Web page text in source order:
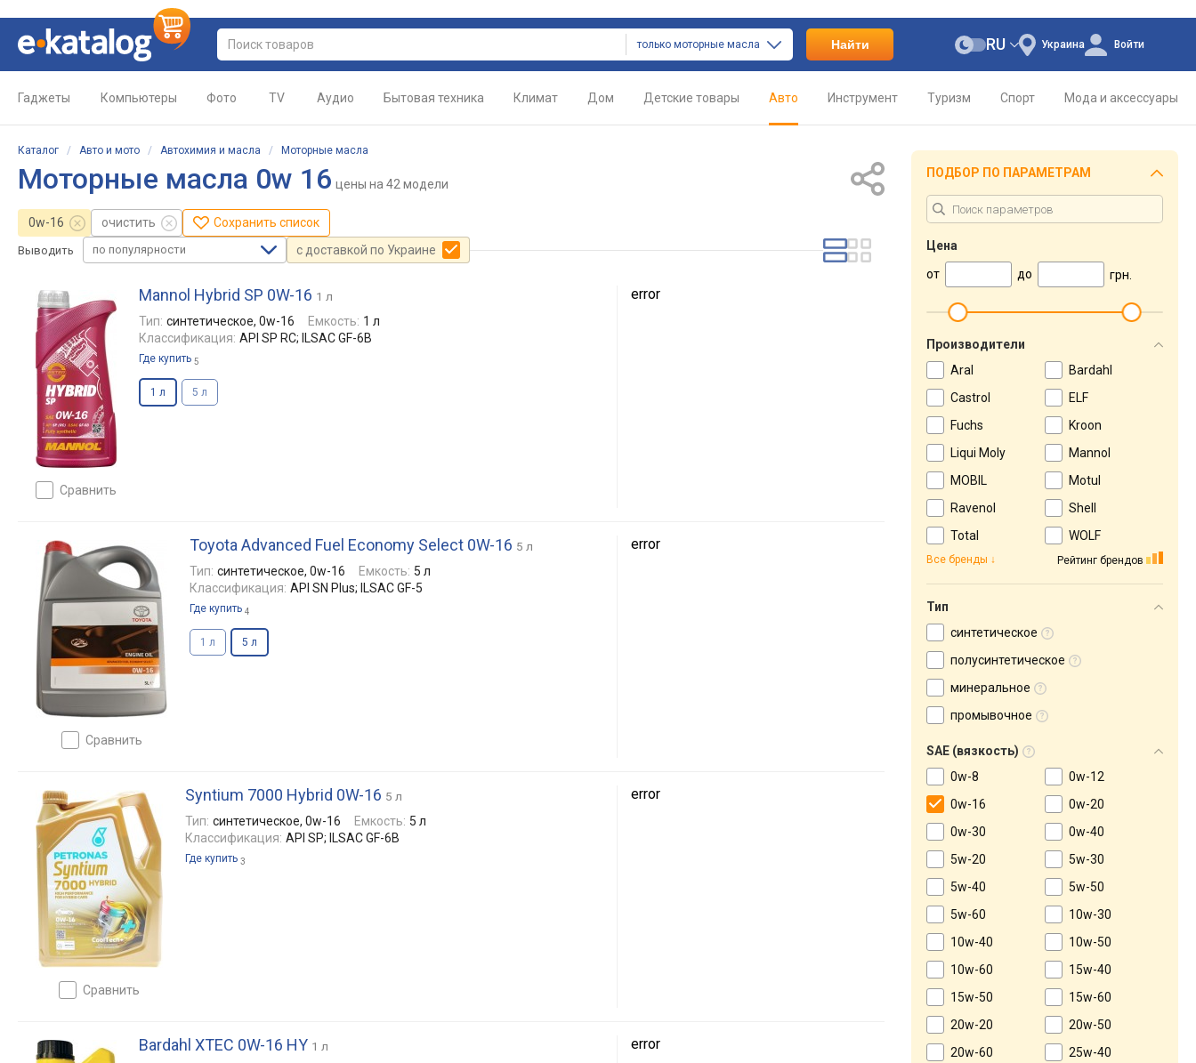
только моторные масла Найти Украина
RU Войти
Гаджеты Компьютеры Фото TV Аудио Бытовая техника Климат Дом Детские товары Авто Инструмент Туризм Спорт Мода и аксессуары
Каталог / Авто и мото / Автохимия и масла / Моторные масла
Моторные масла 0w 16 цены на 42 модели
0w-16 очистить Сохранить список
Выводить по популярности с доставкой по Украине
сравнить
Mannol Hybrid SP 0W-16 1 л
Тип: синтетическое, 0w-16 Емкость: 1 л
Классификация: API SP RC; ILSAC GF-6B
Где купить 5
1 л 5 л
error
сравнить
Toyota Advanced Fuel Economy Select 0W-16 5 л
Тип: синтетическое, 0w-16 Емкость: 5 л
Классификация: API SN Plus; ILSAC GF-5
Где купить 4
1 л 5 л
error
сравнить
Syntium 7000 Hybrid 0W-16 5 л
Тип: синтетическое, 0w-16 Емкость: 5 л
Классификация: API SP; ILSAC GF-6B
Где купить 3
error
Bardahl XTEC 0W-16 HY 1 л
error
ПОДБОР ПО ПАРАМЕТРАМ
Цена
от
до грн.
Производители
Aral
Bardahl
Castrol
ELF
Fuchs
Kroon
Liqui Moly
Mannol
MOBIL
Motul
Ravenol
Shell
Total
WOLF
Рейтинг брендов
Все бренды
Тип
синтетическое
полусинтетическое
минеральное
промывочное
SAE (вязкость)
0w-8
0w-12
0w-16
0w-20
0w-30
0w-40
5w-20
5w-30
5w-40
5w-50
5w-60
10w-30
10w-40
10w-50
10w-60
15w-40
15w-50
15w-60
20w-20
20w-50
20w-60
25w-40